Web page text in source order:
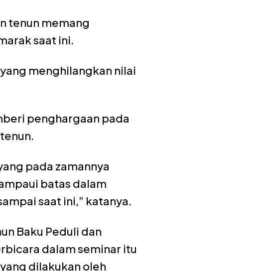
tenun memang
saat ini.
menghilangkan nilai
penghargaan pada
pada zamannya
batas dalam
saat ini,” katanya.
Baku Peduli dan
dalam seminar itu
dilakukan oleh